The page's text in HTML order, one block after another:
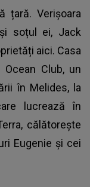
țară. Verișoara
soțul ei, Jack
aici. Casa
Club, un
în Melides, la
lucrează în
călătorește
Eugenie și cei